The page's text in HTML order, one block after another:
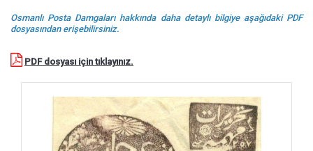
Osmanlı Posta Damgaları hakkında daha detaylı bilgiye aşağıdaki PDF
dosyasından erişebilirsiniz.
PDF dosyası için tıklayınız.